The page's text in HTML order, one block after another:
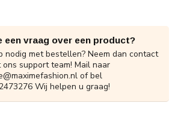
een vraag over een product?
nodig met bestellen? Neem dan contact
ons support team! Mail naar
of bel
Wij helpen u graag!